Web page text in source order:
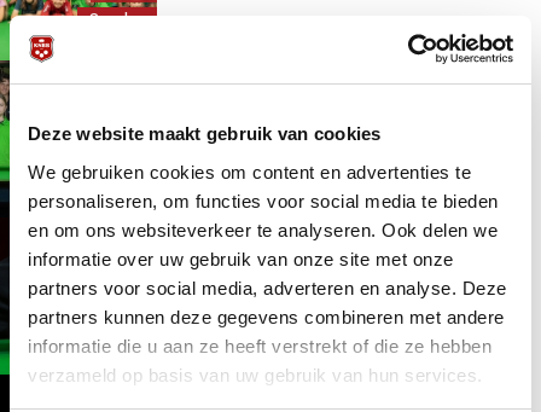
Deze website maakt gebruik van cookies
We gebruiken cookies om content en advertenties te
personaliseren, om functies voor social media te bieden
en om ons websiteverkeer te analyseren. Ook delen we
informatie over uw gebruik van onze site met onze
partners voor social media, adverteren en analyse. Deze
partners kunnen deze gegevens combineren met andere
informatie die u aan ze heeft verstrekt of die ze hebben
verzameld op basis van uw gebruik van hun services.
Snooker
Jeugd
Kampioen
NK
onder 14
1 maand 3 wekengeleden
13-jarige Benjamin Lamberts
verdedigt met succes zijn NK
Snooker Onder 18 titel
1 maand 3 wekengeleden